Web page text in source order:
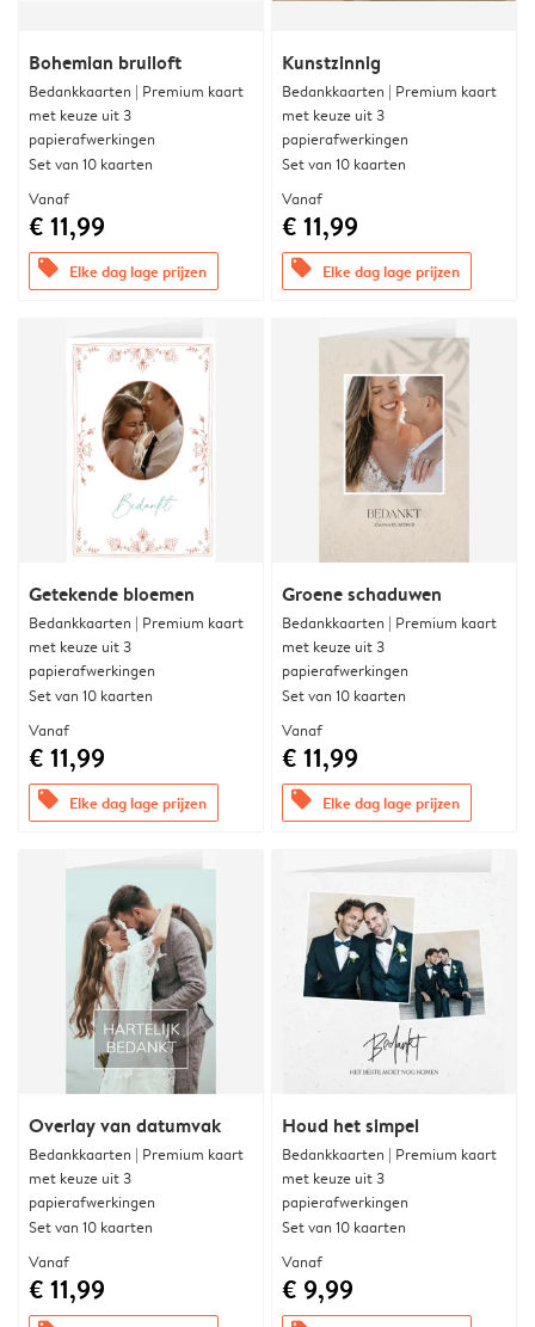
Bohemian bruiloft
Bedankkaarten | Premium kaart
met keuze uit 3
papierafwerkingen
Set van 10 kaarten
Vanaf
€ 11,99
offers Elke dag lage prijzen
Kunstzinnig
Bedankkaarten | Premium kaart
met keuze uit 3
papierafwerkingen
Set van 10 kaarten
Vanaf
€ 11,99
offers Elke dag lage prijzen
Getekende bloemen
Bedankkaarten | Premium kaart
met keuze uit 3
papierafwerkingen
Set van 10 kaarten
Vanaf
€ 11,99
offers Elke dag lage prijzen
Groene schaduwen
Bedankkaarten | Premium kaart
met keuze uit 3
papierafwerkingen
Set van 10 kaarten
Vanaf
€ 11,99
offers Elke dag lage prijzen
Overlay van datumvak
Bedankkaarten | Premium kaart
met keuze uit 3
papierafwerkingen
Set van 10 kaarten
Vanaf
€ 11,99
Houd het simpel
Bedankkaarten | Premium kaart
met keuze uit 3
papierafwerkingen
Set van 10 kaarten
Vanaf
€ 9,99